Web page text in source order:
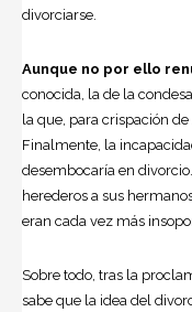
divorciarse.
Aunque no por ello
conocida, la de la
la que, para crispación
Finalmente, la
desembocaría en
herederos a sus
eran cada vez más
Sobre todo, tras la
sabe que la idea del